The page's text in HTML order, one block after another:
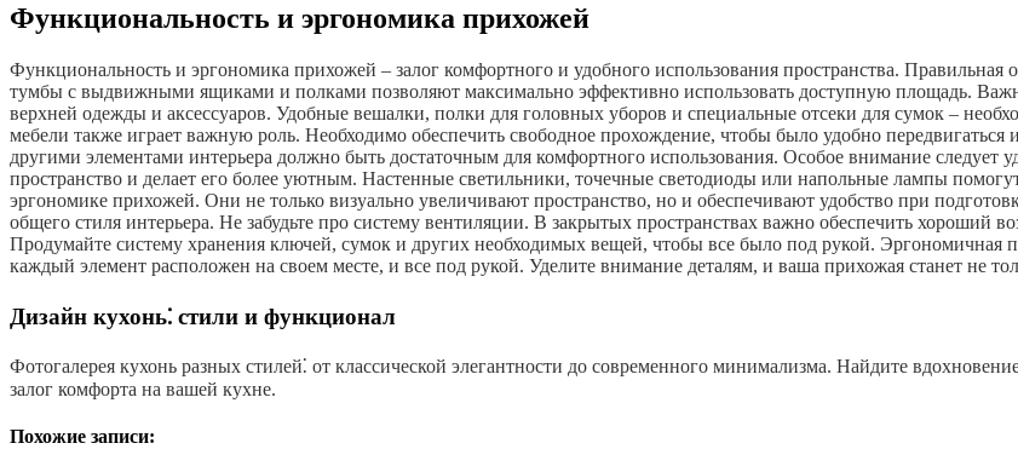
Функциональность и эргономика прихожей
Функциональность и эргономика прихожей – залог комфортного и удобного использования пространства.
тумбы с выдвижными ящиками и полками позволяют максимально эффективно использовать доступную площадь.
верхней одежды и аксессуаров. Удобные вешалки, полки для головных уборов и специальные отсеки для сумок –
мебели также играет важную роль. Необходимо обеспечить свободное прохождение, чтобы было удобно
другими элементами интерьера должно быть достаточным для комфортного использования. Особое внимание
пространство и делает его более уютным. Настенные светильники, точечные светодиоды или напольные лампы
эргономике прихожей. Они не только визуально увеличивают пространство, но и обеспечивают удобство при
общего стиля интерьера. Не забудьте про систему вентиляции. В закрытых пространствах важно обеспечить хороший
Продумайте систему хранения ключей, сумок и других необходимых вещей, чтобы все было под рукой. Эргономичная
каждый элемент расположен на своем месте, и все под рукой. Уделите внимание деталям, и ваша прихожая станет не
Дизайн кухонь⁚ стили и функционал
Фотогалерея кухонь разных стилей⁚ от классической элегантности до современного минимализма. Найдите
залог комфорта на вашей кухне.
Похожие записи: